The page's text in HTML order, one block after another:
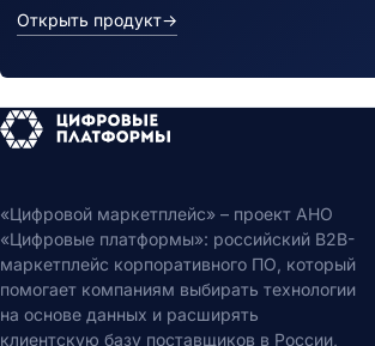
Открыть продукт→
«Цифровой маркетплейс» – проект АНО
«Цифровые платформы»: российский B2B-
маркетплейс корпоративного ПО, который
помогает компаниям выбирать технологии
на основе данных и расширять
клиентскую базу поставщиков в России,